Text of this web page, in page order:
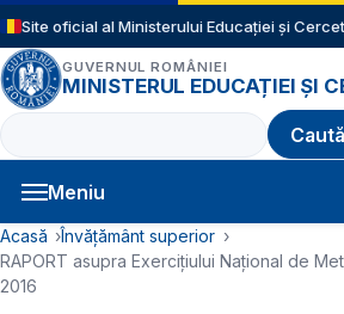
Sari la conținutul principal
Site oficial al Ministerului Educației și
GUVERNUL ROMÂNIEI
MINISTERUL EDUCAȚIEI ȘI
Caută
Meniu
Navigație principală
Cale de navigare
Acasă
Învățământ superior
RAPORT asupra Exercițiului Național de
2016